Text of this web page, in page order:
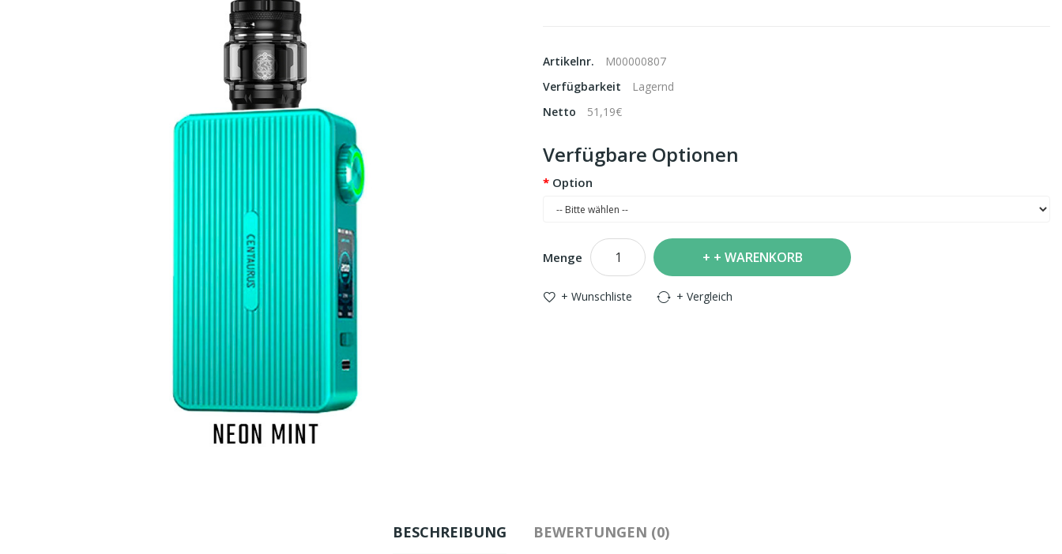
Artikelnr.
M00000807
Verfügbarkeit
Lagernd
Netto
51,19€
Verfügbare Optionen
Option
Menge + WARENKORB
+ Wunschliste + Vergleich
BESCHREIBUNG BEWERTUNGEN (0)